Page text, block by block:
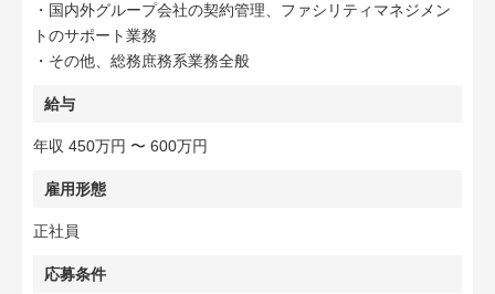
・国内外グループ会社の契約管理、ファシリティマネジメン
トのサポート業務
・その他、総務庶務系業務全般
給与
年収 450万円 〜 600万円
雇用形態
正社員
応募条件